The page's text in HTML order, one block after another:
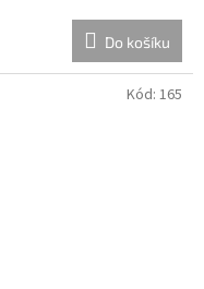
Do košíku
Kód: 165